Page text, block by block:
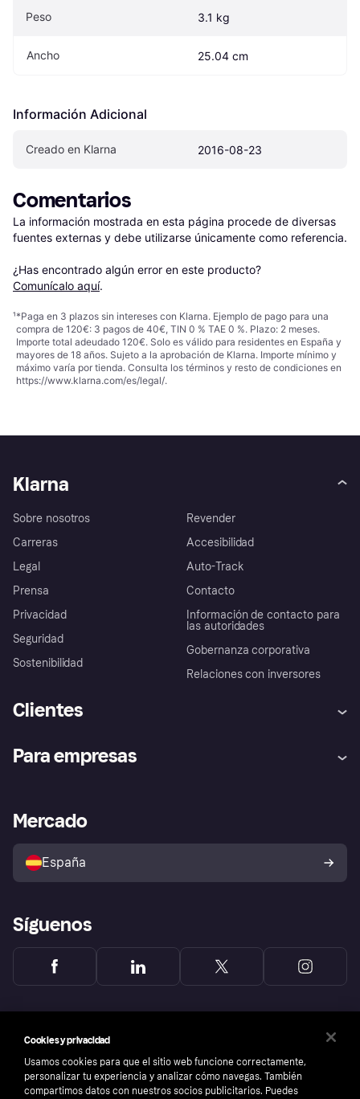
Peso 3.1 kg
Ancho 25.04 cm
Información Adicional
Creado en Klarna 2016-08-23
Comentarios
La información mostrada en esta página procede de diversas
fuentes externas y debe utilizarse únicamente como referencia.
¿Has encontrado algún error en este producto?
Comunícalo aquí.
¹*Paga en 3 plazos sin intereses con Klarna. Ejemplo de pago para una
compra de 120€: 3 pagos de 40€, TIN 0 % TAE 0 %. Plazo: 2 meses.
Importe total adeudado 120€. Solo es válido para residentes en España y
mayores de 18 años. Sujeto a la aprobación de Klarna. Importe mínimo y
máximo varía por tienda. Consulta los términos y resto de condiciones en
https://www.klarna.com/es/legal/.
Klarna
Sobre nosotros
Carreras
Legal
Prensa
Privacidad
Seguridad
Sostenibilidad
Revender
Accesibilidad
Auto-Track
Contacto
Información de contacto para
las autoridades
Gobernanza corporativa
Relaciones con inversores
Clientes
Inicio de sesión
Directorio de tiendas
Política de protección al
comprador de Klarna
Reclamaciones
Para empresas
Acceso empresas
Mercado
España
Síguenos
Cookies y privacidad
Usamos cookies para que el sitio web funcione correctamente,
personalizar tu experiencia y analizar cómo navegas. También
compartimos datos con nuestros socios publicitarios. Puedes